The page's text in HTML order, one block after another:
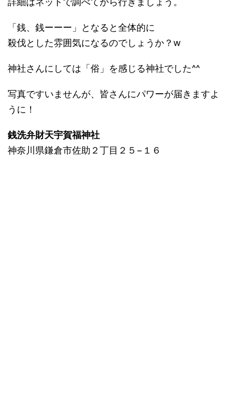
「銭、銭ーーー」となると全体的に
殺伐とした雰囲気になるのでしょうか？w
神社さんにしては「俗」を感じる神社でした^^
写真ですいませんが、皆さんにパワーが届きますよ
うに！
銭洗弁財天宇賀福神社
神奈川県鎌倉市佐助２丁目２５−１６